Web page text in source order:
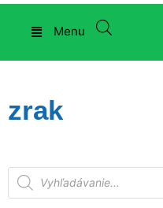
Menu
zrak